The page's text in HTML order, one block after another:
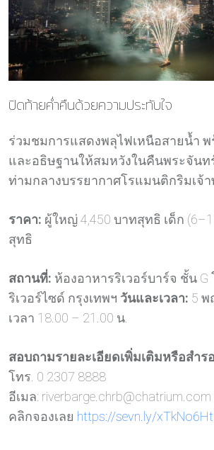
ปิดท้ายค่ำคืนด้วยความประทับใจ
ร่วมชมการแสดงพลุไฟเหนือสายน้ำ
และอธิษฐานให้สมหวังในคืนพระจันท
ท่ามกลางบรรยากาศโรแมนติกริมเจ้า
ราคา: ผู้ใหญ่ 4,450 บาทสุทธิ เด็ก
สุทธิ
สถานที่: ห้องอาหารริเวอร์บาร์จ ชั้น G
ริเวอร์ไซด์ กรุงเทพฯ วันและเวลา: 5 พ
เวลา 18.00 – 21.00 น.
สอบถามรายละเอียดเพิ่มเติมหรือสำร
โทร. 0 2307 8888
อีเมล: riverbarge.chrb@chatrium.com
คลิกจองเลย https://sevn.ly/xTkNo6Ht